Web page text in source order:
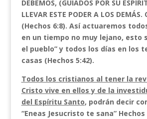
DEBEMOS, (GUIADOS POR SU
LLEVAR ESTE PODER A LOS
(Hechos 6:8). Así actuaremos
en un tiempo no muy lejano, esto
el pueblo” y todos los días en los
casas (Hechos 5:42).
Todos los cristianos al tener la
Cristo vive en ellos y de la
del Espíritu Santo, podrán decir
“Eneas Jesucristo te sana” Hechos